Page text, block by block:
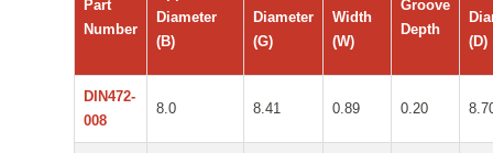
Part
Number
Diameter
(B)
Diameter
(G)
Width
(W)
Groove
Depth
(D)
DIN472-
008
8.0 8.41 0.89 0.20